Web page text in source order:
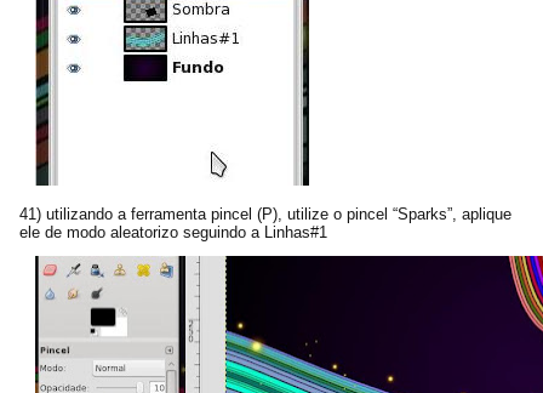
41) utilizando a ferramenta pincel (P), utilize o pincel “Sparks”, aplique
ele de modo aleatorizo seguindo a Linhas#1